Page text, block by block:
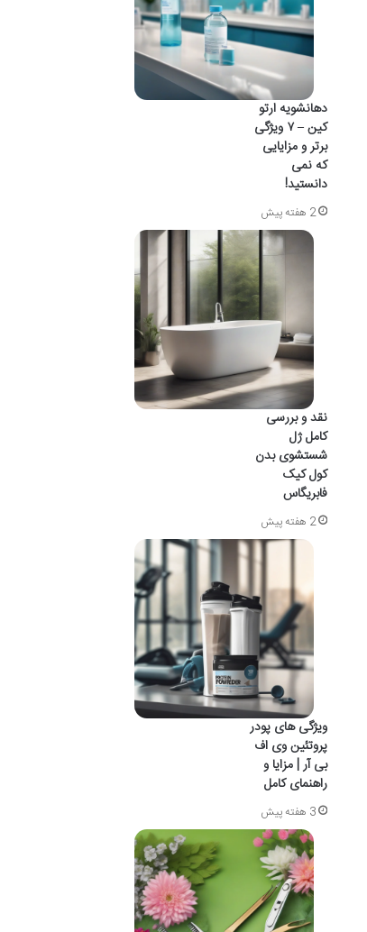
دهانشویه ارتو
کین – ۷ ویژگی
برتر و مزایایی
که نمی
دانستید!
2 هفته پیش
نقد و بررسی
کامل ژل
شستشوی بدن
کول کیک
فابریگاس
2 هفته پیش
ویژگی های پودر
پروتئین وی اف
بی آر | مزایا و
راهنمای کامل
3 هفته پیش